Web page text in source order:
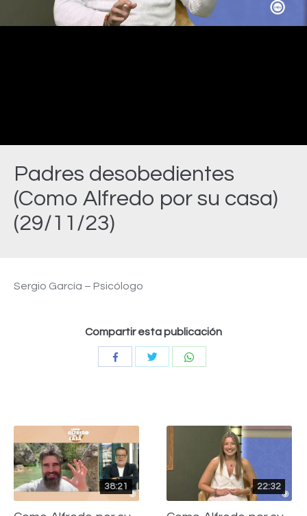
Padres desobedientes
(Como Alfredo por su casa)
(29/11/23)
Video
Sergio García – Psicólogo
Compartir esta publicación
CompartirCompartir
38:21 22:32